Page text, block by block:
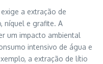
a extração de
níquel e grafite. A
um impacto ambiental
intensivo de água e
a extração de lítio